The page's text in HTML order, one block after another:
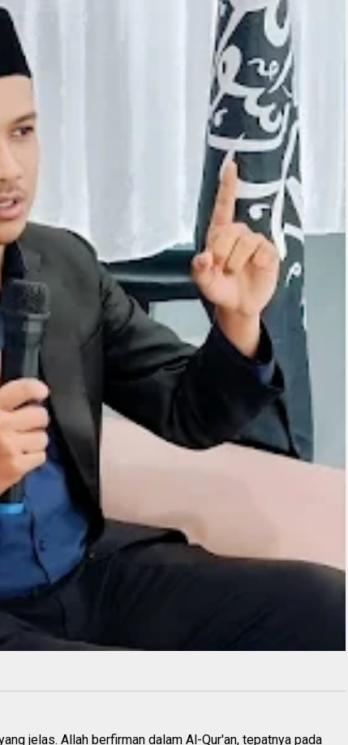
jelas. Allah berfirman dalam Al-Qur'an, tepatnya pada